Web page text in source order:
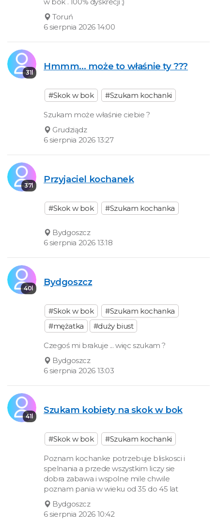
Toruń
6 sierpnia 2026 14:00
31l
Hmmm... może to właśnie ty ???
#Skok w bok #Szukam kochanki
Szukam może właśnie ciebie ?
Grudziądz
6 sierpnia 2026 13:27
37l
Przyjaciel kochanek
#Skok w bok #Szukam kochanka
Bydgoszcz
6 sierpnia 2026 13:18
40l
Bydgoszcz
#Skok w bok
#Szukam kochanka
#mężatka
#duży biust
Czegoś mi brakuje ... więc szukam ?
Bydgoszcz
6 sierpnia 2026 13:03
41l
Szukam kobiety na skok w bok
#Skok w bok #Szukam kochanki
Poznam kochanke potrzebuje bliskosci i
spelnania a przede wszystkim liczy sie
dobra zabawa i wspolne mile chwile
poznam pania w wieku od 35 do 45 lat
Bydgoszcz
6 sierpnia 2026 10:42